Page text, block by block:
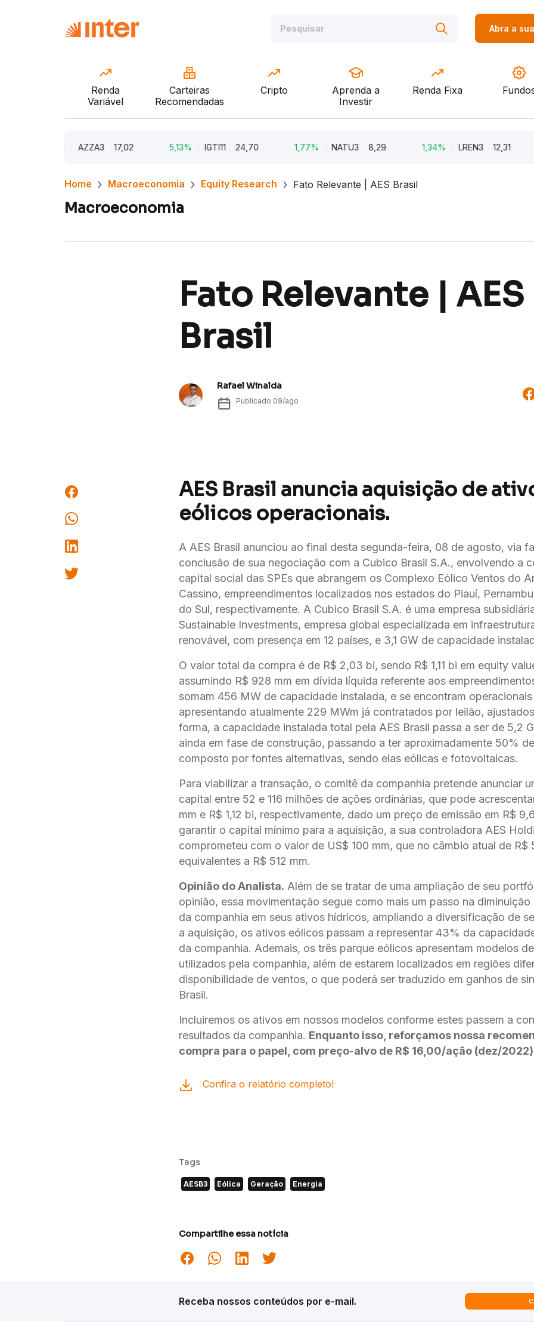
Abra a
Renda
Variável
Carteiras
Recomendadas
Cripto
Aprenda a
Investir
Renda Fixa
AZZA3 17,02 5,13% IGTI11 24,70 1,77% NATU3 8,29 1,34% LREN3 12,31
Home Macroeconomia Equity Research Fato Relevante | AES Brasil
Macroeconomia
Fato Relevante | AES
Brasil
Rafael Winalda
Publicado 09/ago
AES Brasil anuncia aquisição de
eólicos operacionais.
A AES Brasil anunciou ao final desta segunda-feira, 08 de agosto, via
conclusão de sua negociação com a Cubico Brasil S.A., envolvendo a
capital social das SPEs que abrangem os Complexo Eólico Ventos do
Cassino, empreendimentos localizados nos estados do Piauí,
do Sul, respectivamente. A Cubico Brasil S.A. é uma empresa
Sustainable Investments, empresa global especializada em
renovável, com presença em 12 países, e 3,1 GW de capacidade
O valor total da compra é de R$ 2,03 bi, sendo R$ 1,11 bi em equity
assumindo R$ 928 mm em dívida líquida referente aos
somam 456 MW de capacidade instalada, e se encontram
apresentando atualmente 229 MWm já contratados por leilão,
forma, a capacidade instalada total pela AES Brasil passa a ser de 5,2
ainda em fase de construção, passando a ter aproximadamente 50%
composto por fontes alternativas, sendo elas eólicas e fotovoltaicas.
Para viabilizar a transação, o comitê da companhia pretende anunciar
capital entre 52 e 116 milhões de ações ordinárias, que pode
mm e R$ 1,12 bi, respectivamente, dado um preço de emissão em R$
garantir o capital mínimo para a aquisição, a sua controladora AES
comprometeu com o valor de US$ 100 mm, que no câmbio atual de R$
equivalentes a R$ 512 mm.
Opinião do Analista. Além de se tratar de uma ampliação de seu
opinião, essa movimentação segue como mais um passo na
da companhia em seus ativos hídricos, ampliando a diversificação de
a aquisição, os ativos eólicos passam a representar 43% da
da companhia. Ademais, os três parque eólicos apresentam modelos
utilizados pela companhia, além de estarem localizados em regiões
disponibilidade de ventos, o que poderá ser traduzido em ganhos de
Brasil.
Incluiremos os ativos em nossos modelos conforme estes passem a
resultados da companhia. Enquanto isso, reforçamos nossa
compra para o papel, com preço-alvo de R$ 16,00/ação (dez/
Confira o relatório completo!
Tags
AESB3 Eólica Geração Energia
Compartilhe essa notícia
Receba nossos conteúdos por e-mail.